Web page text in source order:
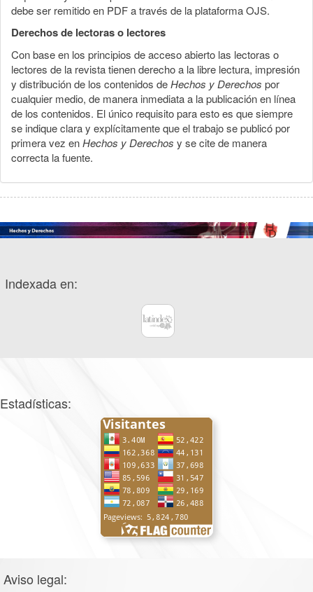
debe ser remitido en PDF a través de la plataforma OJS.
Derechos de lectoras o lectores
Con base en los principios de acceso abierto las lectoras o
lectores de la revista tienen derecho a la libre lectura, impresión
y distribución de los contenidos deHechos y Derechos por
cualquier medio, de manera inmediata a la publicación en línea
de los contenidos. El único requisito para esto es que siempre
se indique clara y explícitamente que el trabajo se publicó por
primera vez enHechos y Derechos y se cite de manera
correcta la fuente.
Indexada en:
Estadísticas:
Aviso legal: